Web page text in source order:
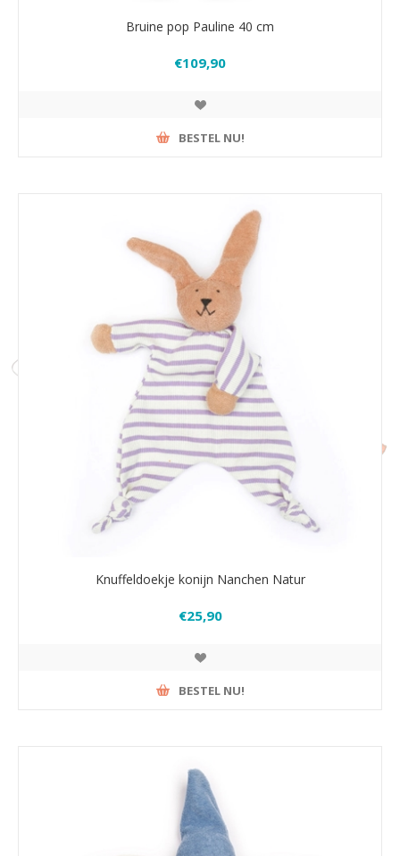
Bruine pop Pauline 40 cm
€109,90
BESTEL NU!
Knuffeldoekje konijn Nanchen Natur
€25,90
BESTEL NU!